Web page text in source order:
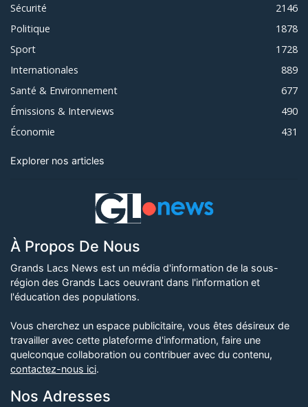
Sécurité
2146
Politique
1878
Sport
1728
Internationales
889
Santé & Environnement
677
Émissions & Interviews
490
Économie
431
Explorer nos articles
À Propos De Nous
Grands Lacs News est un média d'information de la sous-
région des Grands Lacs oeuvrant dans l'information et
l'éducation des populations.
Vous cherchez un espace publicitaire, vous êtes désireux de
travailler avec cette plateforme d'information, faire une
quelconque collaboration ou contribuer avec du contenu,
contactez-nous ici.
Nos Adresses